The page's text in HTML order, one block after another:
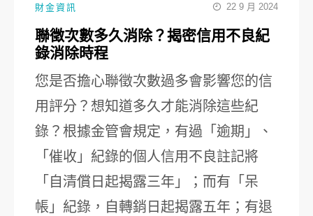
財金資訊 22 9 月 2024
聯徵次數多久消除？揭密信用不良紀
錄消除時程
您是否擔心聯徵次數過多會影響您的信
用評分？想知道多久才能消除這些紀
錄？根據金管會規定，有過「逾期」、
「催收」紀錄的個人信用不良註記將
「自清償日起揭露三年」；而有「呆
帳」紀錄，自轉銷日起揭露五年；有退